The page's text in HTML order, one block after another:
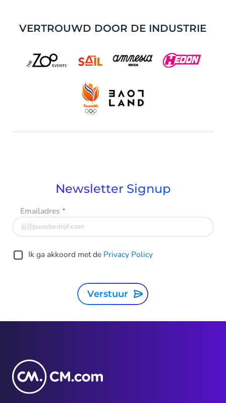
VERTROUWD DOOR DE INDUSTRIE
Newsletter Signup
Emailadres *
Ik ga akkoord met de Privacy Policy
Verstuur